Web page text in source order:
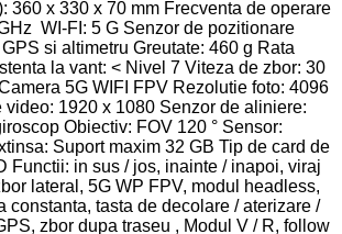
360 x 330 x 70 mm Frecventa de operare
WI-FI: 5 G Senzor de pozitionare
si altimetru Greutate: 460 g Rata
la vant: < Nivel 7 Viteza de zbor: 30
5G WIFI FPV Rezolutie foto: 4096
1920 x 1080 Senzor de aliniere:
Obiectiv: FOV 120 ° Sensor:
Suport maxim 32 GB Tip de card de
Functii: in sus / jos, inainte / inapoi, viraj
lateral, 5G WP FPV, modul headless,
constanta, tasta de decolare / aterizare /
zbor dupa traseu , Modul V / R, follow